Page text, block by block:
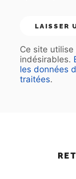
Ce site
indésirables.
les données
traitées.